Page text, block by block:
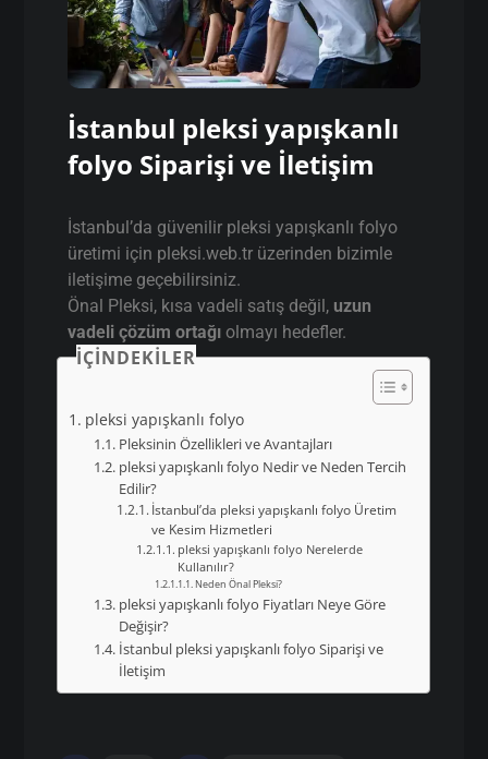
İstanbul pleksi yapışkanlı
folyo Siparişi ve İletişim
İstanbul’da güvenilir pleksi yapışkanlı folyo
üretimi için pleksi.web.tr üzerinden bizimle
iletişime geçebilirsiniz.
Önal Pleksi, kısa vadeli satış değil, uzun
vadeli çözüm ortağı olmayı hedefler.
İÇINDEKILER
pleksi yapışkanlı folyo
Pleksinin Özellikleri ve Avantajları
pleksi yapışkanlı folyo Nedir ve Neden Tercih
Edilir?
İstanbul’da pleksi yapışkanlı folyo Üretim
ve Kesim Hizmetleri
pleksi yapışkanlı folyo Nerelerde
Kullanılır?
Neden Önal Pleksi?
pleksi yapışkanlı folyo Fiyatları Neye Göre
Değişir?
İstanbul pleksi yapışkanlı folyo Siparişi ve
İletişim